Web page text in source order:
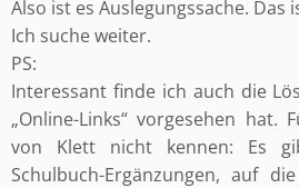
Also ist es Auslegungssache. Das
Ich suche weiter.
PS:
Interessant finde ich auch die
„Online-Links“ vorgesehen hat.
von Klett nicht kennen: Es
Schulbuch-Ergänzungen, auf